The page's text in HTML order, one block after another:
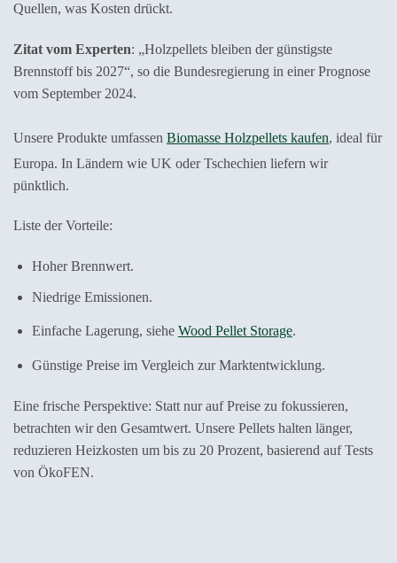
Quellen, was Kosten drückt.
Zitat vom Experten: „Holzpellets bleiben der günstigste
Brennstoff bis 2027“, so die Bundesregierung in einer Prognose
vom September 2024.
Unsere Produkte umfassen Biomasse Holzpellets kaufen, ideal für
Europa. In Ländern wie UK oder Tschechien liefern wir
pünktlich.
Liste der Vorteile:
Hoher Brennwert.
Niedrige Emissionen.
Einfache Lagerung, siehe Wood Pellet Storage.
Günstige Preise im Vergleich zur Marktentwicklung.
Eine frische Perspektive: Statt nur auf Preise zu fokussieren,
betrachten wir den Gesamtwert. Unsere Pellets halten länger,
reduzieren Heizkosten um bis zu 20 Prozent, basierend auf Tests
von ÖkoFEN.